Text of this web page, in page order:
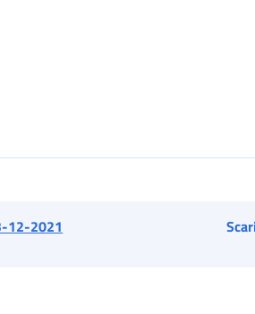
12-2021